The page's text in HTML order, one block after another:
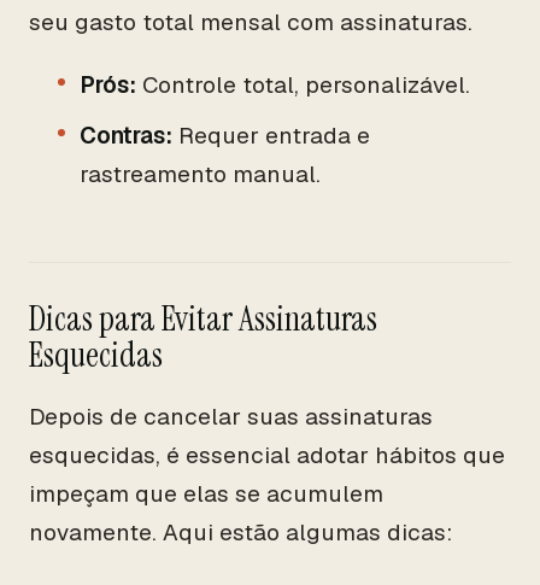
seu gasto total mensal com assinaturas.
Prós: Controle total, personalizável.
Contras: Requer entrada e
rastreamento manual.
Dicas para Evitar Assinaturas
Esquecidas
Depois de cancelar suas assinaturas
esquecidas, é essencial adotar hábitos que
impeçam que elas se acumulem
novamente. Aqui estão algumas dicas: